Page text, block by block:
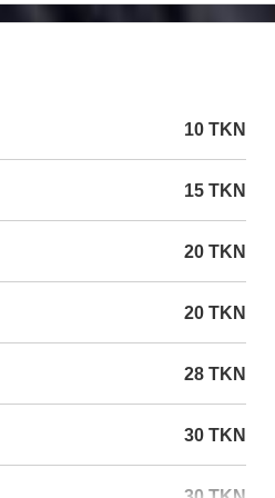
10 TKN
15 TKN
20 TKN
20 TKN
28 TKN
30 TKN